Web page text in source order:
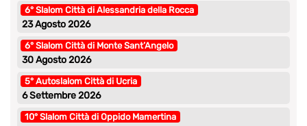
6° Slalom Città di Alessandria della Rocca
23 Agosto 2026
6° Slalom Città di Monte Sant’Angelo
30 Agosto 2026
5° Autoslalom Città di Ucria
6 Settembre 2026
10° Slalom Città di Oppido Mamertina